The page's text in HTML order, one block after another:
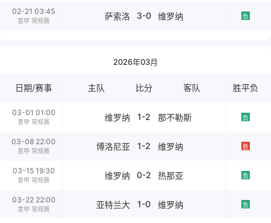
02-21 03:45
意甲 常规赛 萨索洛 3-0 维罗纳 负
2026年03月
日期/赛事 主队 比分 客队 胜平负
03-01 01:00
意甲 常规赛 维罗纳 1-2 那不勒斯 负
03-08 22:00
意甲 常规赛 博洛尼亚 1-2 维罗纳 胜
03-15 19:30
意甲 常规赛 维罗纳 0-2 热那亚 负
03-22 22:00
意甲 常规赛 亚特兰大 1-0 维罗纳 负